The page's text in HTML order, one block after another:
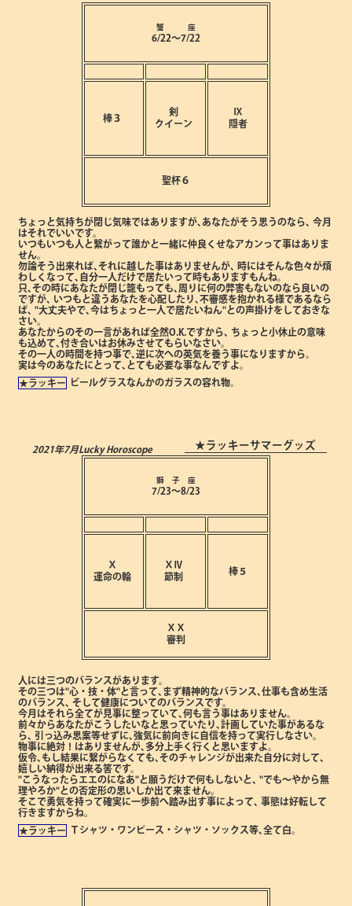
蟹 座
6/22～7/22
棒３
剣
クイーン
Ⅸ
隠者
聖杯６
ちょっと気持ちが閉じ気味ではありますが､あなたがそう思うのなら､ 今月
はそれでいいです。
いつもいつも人と繋がって誰かと一緒に仲良くせなアカンって事はありま
せん。
勿論そう出来れば､それに越した事はありませんが､
時にはそんな色々が煩
わしくなって､自分一人だけで居たいって時もありますもんね。
只､その時にあなたが閉じ籠もっても､周りに何の弊害もないのなら良いの
ですが､
いつもと違うあなたを心配したり､不審感を抱かれる様であるなら
ば､ "大丈夫やで､今はちょっと一人で居たいねん"との声掛けをしておきな
さい。
あなたからのその一言があれば全然O.K.ですから､
ちょっと小休止の意味
も込めて､付き合いはお休みさせてもらいなさい。
その一人の時間を持つ事で､逆に次への英気を養う事になりますから。
実は今のあなたにとって､とても必要な事なんですよ。
★ラッキー
ビールグラスなんかのガラスの容れ物。
2021年7月Lucky Horoscope ★ラッキーサマーグッズ
獅 子 座
7/23～8/23
Ⅹ
運命の輪
ⅩⅣ
節制
棒５
ⅩⅩ
審判
人には三つのバランスがあります。
その三つは"心・技・体"と言って､まず精神的なバランス､仕事も含め生活
のバランス､ そして健康についてのバランスです。
今月はそれら全てが見事に整っていて､何も言う事はありません。
前々からあなたがこうしたいなと思っていたり､計画していた事があるな
ら､ 引っ込み思案等せずに､強気に前向きに自信を持って実行しなさい。
物事に絶対！はありませんが､多分上手く行くと思いますよ。
仮令､もし結果に繋がらなくても､そのチャレンジが出来た自分に対して､
嬉しい納得が出来る筈です。
"こうなったらエエのになあ"と願うだけで何もしないと､ "でも～やから無
理やろか"との否定形の思いしか出て来ません。
そこで勇気を持って確実に一歩前へ踏み出す事によって､ 事態は好転して
行きますからね。
★ラッキー
Ｔシャツ・ワンピース・シャツ・ソックス等､全て白。